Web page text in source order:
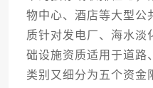
物中心、酒店等大型公
质针对发电厂、海水淡
础设施资质适用于道路
类别又细分为五个资金